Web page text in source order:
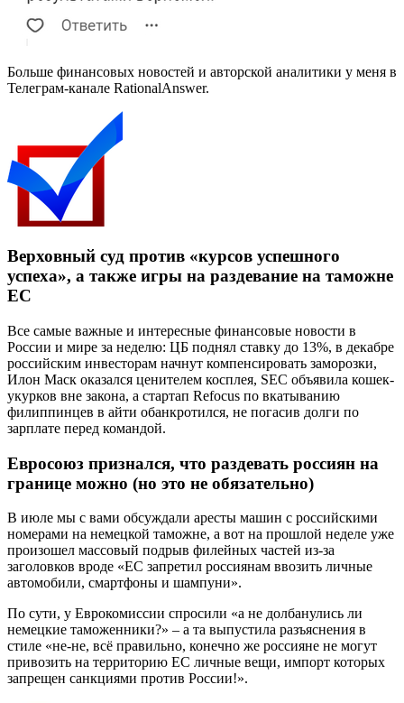
Больше финансовых новостей и авторской аналитики у меня в
Телеграм-канале RationalAnswer.
Верховный суд против «курсов успешного
успеха», а также игры на раздевание на таможне
ЕС⁠ ⁠
Все самые важные и интересные финансовые новости в
России и мире за неделю: ЦБ поднял ставку до 13%, в декабре
российским инвесторам начнут компенсировать заморозки,
Илон Маск оказался ценителем косплея, SEC объявила кошек-
укурков вне закона, а стартап Refocus по вкатыванию
филиппинцев в айти обанкротился, не погасив долги по
зарплате перед командой.
Евросоюз признался, что раздевать россиян на
границе можно (но это не обязательно)
В июле мы с вами обсуждали аресты машин с российскими
номерами на немецкой таможне, а вот на прошлой неделе уже
произошел массовый подрыв филейных частей из-за
заголовков вроде «ЕС запретил россиянам ввозить личные
автомобили, смартфоны и шампуни».
По сути, у Еврокомиссии спросили «а не долбанулись ли
немецкие таможенники?» – а та выпустила разъяснения в
стиле «не-не, всё правильно, конечно же россияне не могут
привозить на территорию ЕС личные вещи, импорт которых
запрещен санкциями против России!».